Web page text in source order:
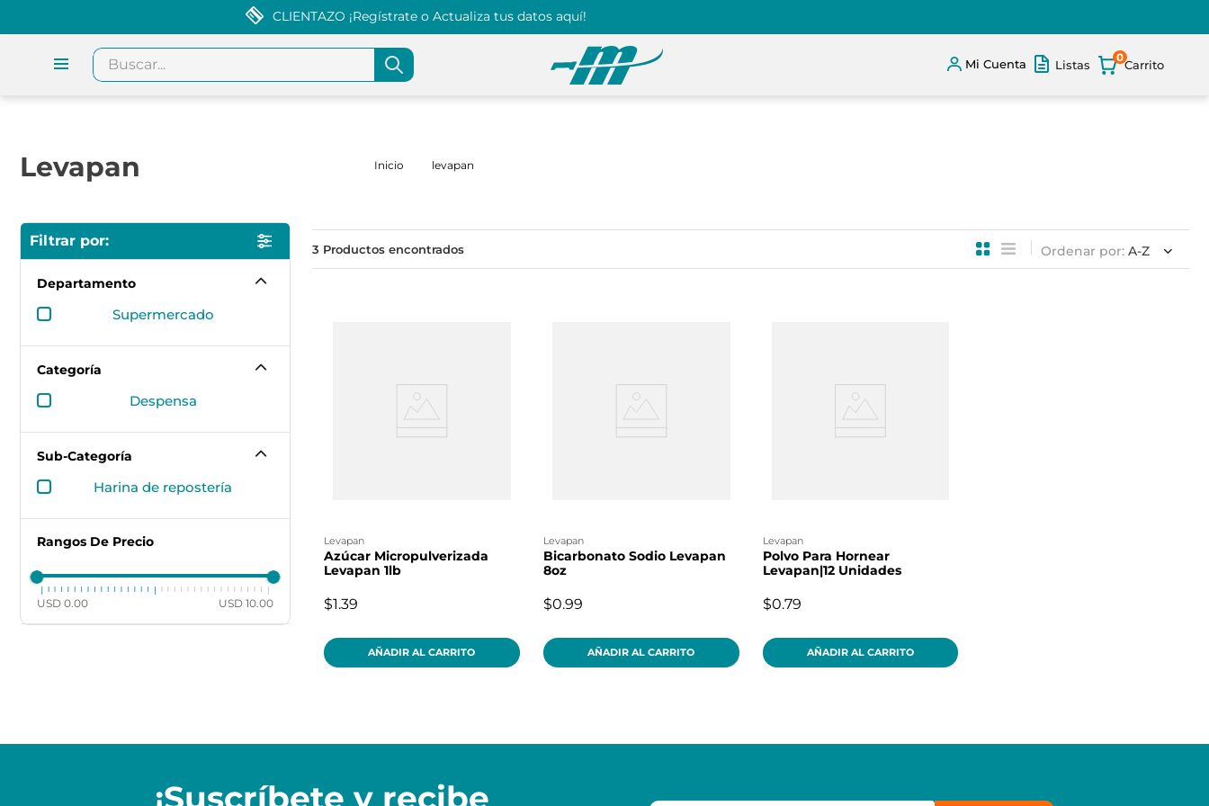
CLIENTAZO ¡Regístrate o Actualiza tus datos aquí!
Buscar...
Mi Cuenta Listas
0
Levapan levapan
Departamento
supermercado
Categoría
despensa
Sub-Categoría
harina de repostería
Rangos De Precio
USD 0.00 USD 10.00
3 Ordenar por A-Z
levapan
Azúcar Micropulverizada
Levapan 1lb
$1.39
AÑADIR AL CARRITO
levapan
Bicarbonato Sodio Levapan
8oz
$0.99
AÑADIR AL CARRITO
levapan
Polvo Para Hornear
Levapan|12 Unidades
$0.79
AÑADIR AL CARRITO
¡Suscríbete y recibe